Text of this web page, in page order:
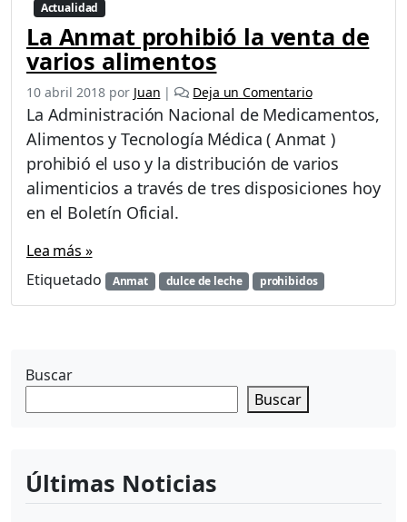
Actualidad
La Anmat prohibió la venta de
varios alimentos
10 abril 2018 por Juan | Deja un Comentario
La Administración Nacional de Medicamentos,
Alimentos y Tecnología Médica ( Anmat )
prohibió el uso y la distribución de varios
alimenticios a través de tres disposiciones hoy
en el Boletín Oficial.
Lea más »
Etiquetado
Anmat dulce de leche prohibidos
Buscar
Buscar
Últimas Noticias